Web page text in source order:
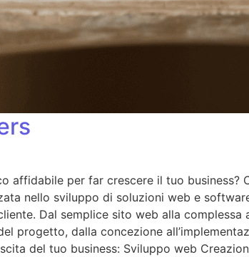
affidabile per far crescere il tuo business?
nello sviluppo di soluzioni web e
Dal semplice sito web alla
progetto, dalla concezione
del tuo business: Sviluppo web